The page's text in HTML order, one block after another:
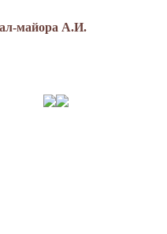
майора А.И.